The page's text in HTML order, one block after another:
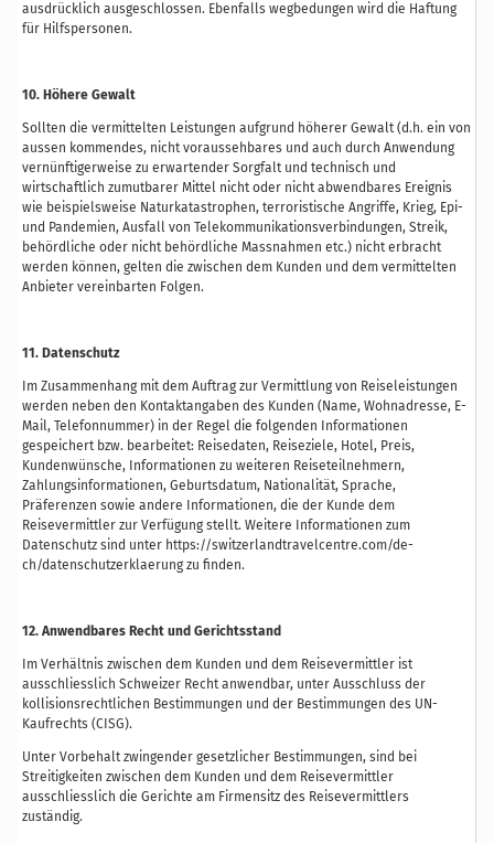
ausdrücklich ausgeschlossen. Ebenfalls wegbedungen wird die Haftung
für Hilfspersonen.
10. Höhere Gewalt
Sollten die vermittelten Leistungen aufgrund höherer Gewalt (d.h. ein von
aussen kommendes, nicht voraussehbares und auch durch Anwendung
vernünftigerweise zu erwartender Sorgfalt und technisch und
wirtschaftlich zumutbarer Mittel nicht oder nicht abwendbares Ereignis
wie beispielsweise Naturkatastrophen, terroristische Angriffe, Krieg, Epi-
und Pandemien, Ausfall von Telekommunikationsverbindungen, Streik,
behördliche oder nicht behördliche Massnahmen etc.) nicht erbracht
werden können, gelten die zwischen dem Kunden und dem vermittelten
Anbieter vereinbarten Folgen.
11. Datenschutz
Im Zusammenhang mit dem Auftrag zur Vermittlung von Reiseleistungen
werden neben den Kontaktangaben des Kunden (Name, Wohnadresse, E-
Mail, Telefonnummer) in der Regel die folgenden Informationen
gespeichert bzw. bearbeitet: Reisedaten, Reiseziele, Hotel, Preis,
Kundenwünsche, Informationen zu weiteren Reiseteilnehmern,
Zahlungsinformationen, Geburtsdatum, Nationalität, Sprache,
Präferenzen sowie andere Informationen, die der Kunde dem
Reisevermittler zur Verfügung stellt. Weitere Informationen zum
Datenschutz sind unter https://switzerlandtravelcentre.com/de-
ch/datenschutzerklaerung zu finden.
12. Anwendbares Recht und Gerichtsstand
Im Verhältnis zwischen dem Kunden und dem Reisevermittler ist
ausschliesslich Schweizer Recht anwendbar, unter Ausschluss der
kollisionsrechtlichen Bestimmungen und der Bestimmungen des UN-
Kaufrechts (CISG).
Unter Vorbehalt zwingender gesetzlicher Bestimmungen, sind bei
Streitigkeiten zwischen dem Kunden und dem Reisevermittler
ausschliesslich die Gerichte am Firmensitz des Reisevermittlers
zuständig.